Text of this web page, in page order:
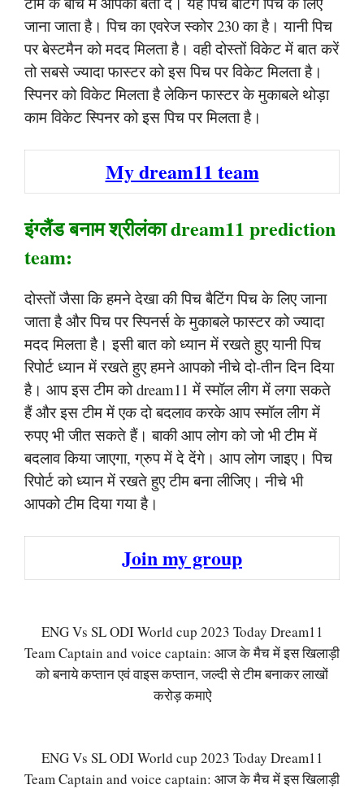
जाना जाता है। पिच का एवरेज स्कोर 230 का है। यानी पिच
पर बेस्टमैन को मदद मिलता है। वही दोस्तों विकेट में बात करें
तो सबसे ज्यादा फास्टर को इस पिच पर विकेट मिलता है।
स्पिनर को विकेट मिलता है लेकिन फास्टर के मुकाबले थोड़ा
काम विकेट स्पिनर को इस पिच पर मिलता है।
My dream11 team
इंग्लैंड बनाम श्रीलंका dream11 prediction
team:
दोस्तों जैसा कि हमने देखा की पिच बैटिंग पिच के लिए जाना
जाता है और पिच पर स्पिनर्स के मुकाबले फास्टर को ज्यादा
मदद मिलता है। इसी बात को ध्यान में रखते हुए यानी पिच
रिपोर्ट ध्यान में रखते हुए हमने आपको नीचे दो-तीन दिन दिया
है। आप इस टीम को dream11 में स्मॉल लीग में लगा सकते
हैं और इस टीम में एक दो बदलाव करके आप स्मॉल लीग में
रुपए भी जीत सकते हैं। बाकी आप लोग को जो भी टीम में
बदलाव किया जाएगा, ग्रुप में दे देंगे। आप लोग जाइए। पिच
रिपोर्ट को ध्यान में रखते हुए टीम बना लीजिए। नीचे भी
आपको टीम दिया गया है।
Join my group
ENG Vs SL ODI World cup 2023 Today Dream11
Team Captain and voice captain: आज के मैच में इस खिलाड़ी
को बनाये कप्तान एवं वाइस कप्तान, जल्दी से टीम बनाकर लाखों
करोड़ कमाऐ
ENG Vs SL ODI World cup 2023 Today Dream11
Team Captain and voice captain: आज के मैच में इस खिलाड़ी